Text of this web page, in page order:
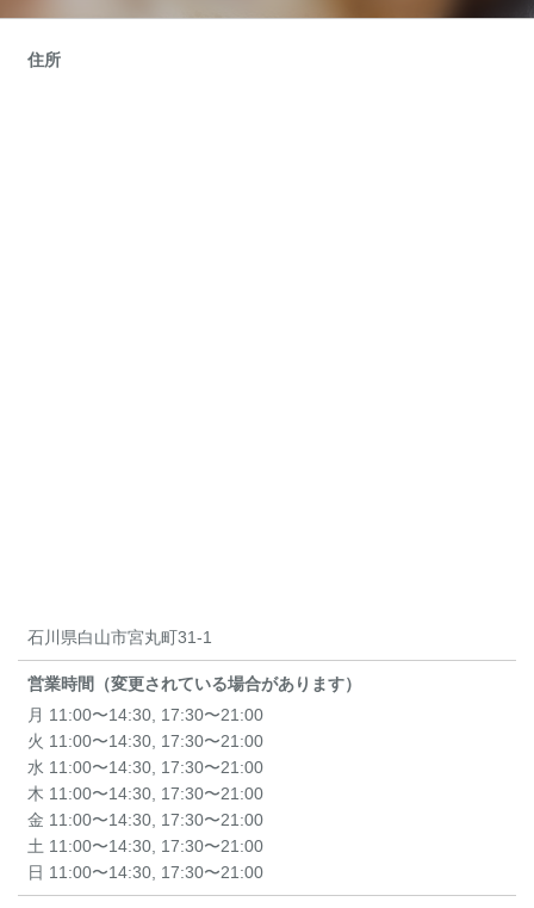
住所
石川県白山市宮丸町31-1
営業時間（変更されている場合があります）
月 11:00〜14:30, 17:30〜21:00
火 11:00〜14:30, 17:30〜21:00
水 11:00〜14:30, 17:30〜21:00
木 11:00〜14:30, 17:30〜21:00
金 11:00〜14:30, 17:30〜21:00
土 11:00〜14:30, 17:30〜21:00
日 11:00〜14:30, 17:30〜21:00